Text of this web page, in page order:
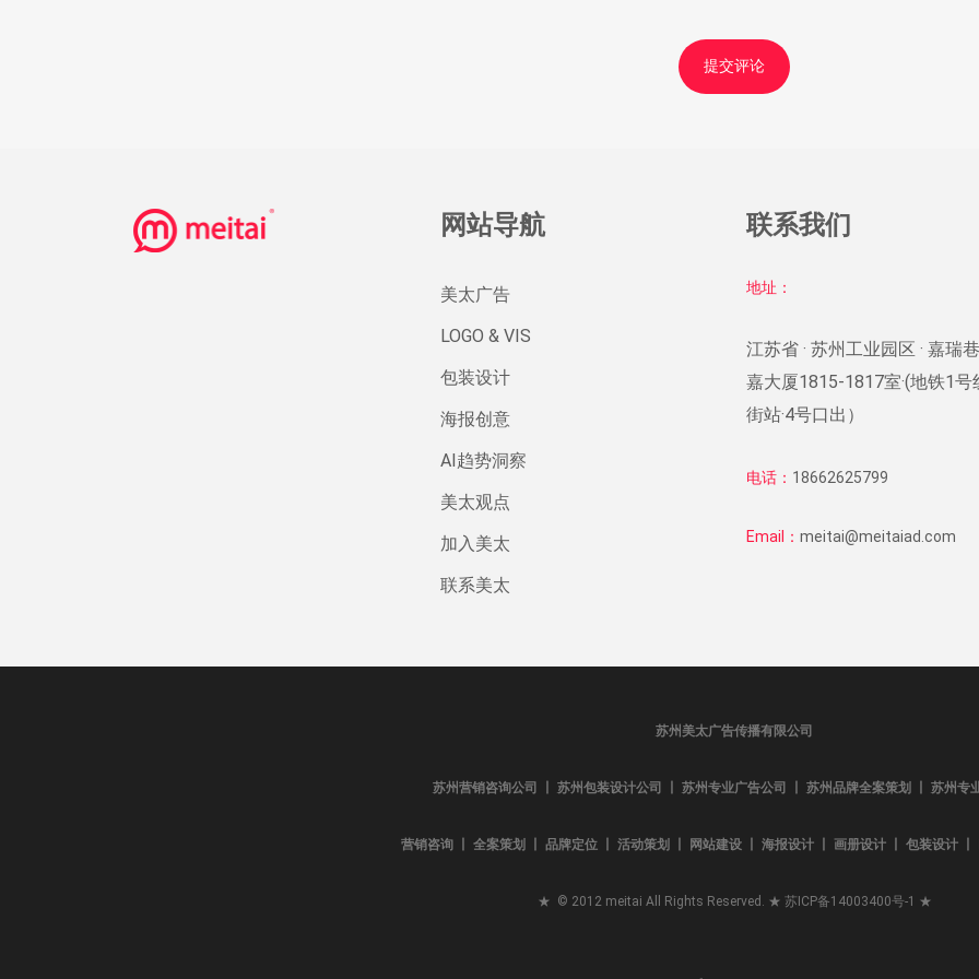
网站导航
美太广告
LOGO & VIS
包装设计
海报创意
AI趋势洞察
美太观点
加入美太
联系美太
联系我们
地址：
江苏省 · 苏州工业园区 · 嘉瑞
嘉大厦1815-1817室·(地铁1号
街站·4号口出）
电话： 18662625799
Email： meitai@meitaiad.com
苏州美太广告传播有限公司
苏州营销咨询公司 丨 苏州包装设计公司 丨 苏州专业广告公司 丨 苏州品牌全案策划 丨 苏州专
营销咨询 丨 全案策划 丨 品牌定位 丨 活动策划 丨 网站建设 丨 海报设计 丨 画册设计 丨 包装设计
★ © 2012 meitai All Rights Reserved. ★ 苏ICP备14003400号-1 ★